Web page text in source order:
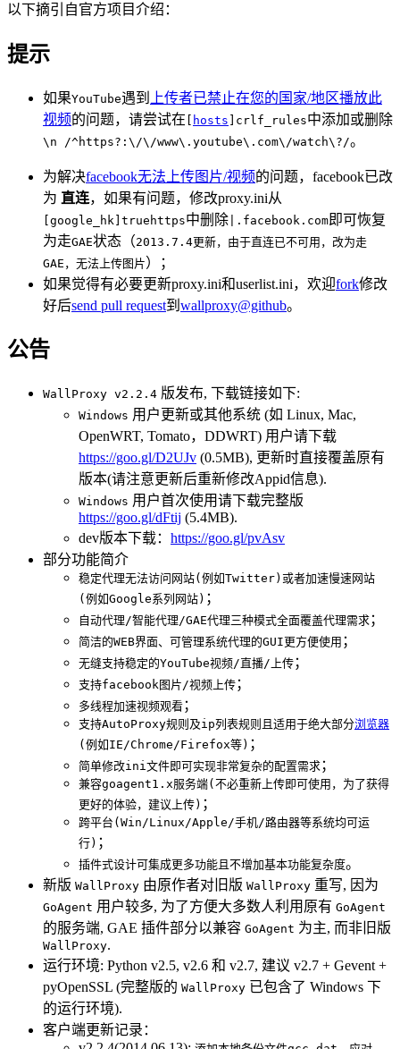
以下摘引自官方项目介绍：
提示
如果YouTube遇到
上传者已禁止在您的国家/地区播放此
视频的问题，请尝试在 [ hosts ]crlf_rules中添加或删除
\n /^https?:\/\/www\.youtube\.com\/watch\?/。
为解决facebook无法上传图片/视频的问题，facebook已改
为 直连，如果有问题，修改proxy.ini从
[google_hk]truehttps中删除 |.facebook.com 即可恢复
为走GAE状态（2013.7.4更新，由于直连已不可用，改为走
GAE，无法上传图片）；
如果觉得有必要更新proxy.ini和userlist.ini，欢迎fork修改
好后send pull request到 wallproxy@github。
公告
WallProxy v2.2.4 版发布, 下载链接如下:
Windows 用户更新或其他系统 (如 Linux, Mac,
OpenWRT, Tomato，DDWRT) 用户请下载
https://goo.gl/D2UJv (0.5MB), 更新时直接覆盖原有
版本(请注意更新后重新修改Appid信息).
Windows 用户首次使用请下载完整版
https://goo.gl/dFtij (5.4MB).
dev版本下载： https://goo.gl/pvAsv
部分功能简介
稳定代理无法访问网站(例如Twitter)或者加速慢速网站
(例如Google系列网站) ；
自动代理/智能代理/GAE代理三种模式全面覆盖代理需求 ；
简洁的WEB界面、可管理系统代理的GUI更方便使用 ；
无缝支持稳定的YouTube视频/直播/上传 ；
支持facebook图片/视频上传 ；
多线程加速视频观看 ；
支持AutoProxy规则及ip列表规则且适用于绝大部分浏览器
(例如IE/Chrome/Firefox等) ；
简单修改ini文件即可实现非常复杂的配置需求 ；
兼容goagent1.x服务端(不必重新上传即可使用，为了获得
更好的体验，建议上传) ；
跨平台(Win/Linux/Apple/手机/路由器等系统均可运
行) ；
插件式设计可集成更多功能且不增加基本功能复杂度。
新版 WallProxy 由原作者对旧版 WallProxy 重写, 因为
GoAgent 用户较多, 为了方便大多数人利用原有 GoAgent
的服务端, GAE 插件部分以兼容 GoAgent 为主, 而非旧版
WallProxy.
运行环境: Python v2.5, v2.6 和 v2.7, 建议 v2.7 + Gevent +
pyOpenSSL (完整版的 WallProxy 已包含了 Windows 下
的运行环境).
客户端更新记录：